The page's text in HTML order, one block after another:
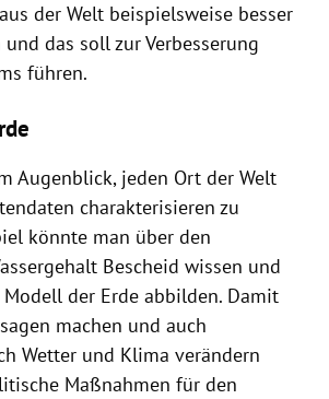
der Welt beispielsweise besser
das soll zur Verbesserung
führen.
Augenblick, jeden Ort der Welt
charakterisieren zu
könnte man über den
Bescheid wissen und
der Erde abbilden. Damit
machen und auch
Wetter und Klima verändern
Maßnahmen für den